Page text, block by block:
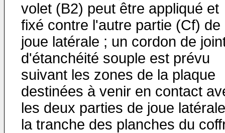
volet (B2) peut être appliqué et
fixé contre l'autre partie (Cf) de
joue latérale ; un cordon de
d'étanchéité souple est prévu
suivant les zones de la plaque
destinées à venir en contact
les deux parties de joue
la tranche des planches du